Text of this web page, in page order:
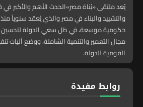
يُعد ملتقى «بُناة مصر»الحدث الأهم والأكبر
حكومية موسعة، في ظل سعي الدولة لتحسين
مجال التعمير والتنمية الشاملة، ووضع آليات
القومية للدولة.
روابط مفيدة